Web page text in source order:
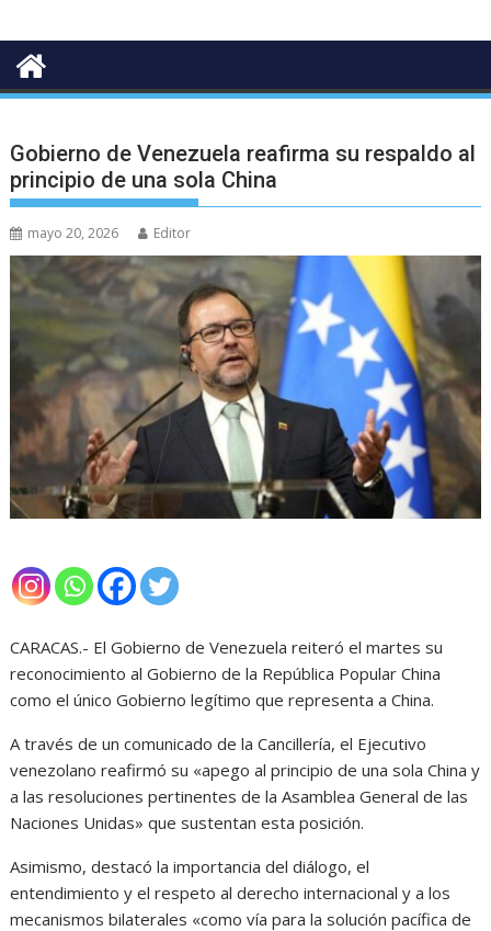
Gobierno de Venezuela reafirma su respaldo al
principio de una sola China
mayo 20, 2026 Editor
CARACAS.- El Gobierno de Venezuela reiteró el martes su
reconocimiento al Gobierno de la República Popular China
como el único Gobierno legítimo que representa a China.
A través de un comunicado de la Cancillería, el Ejecutivo
venezolano reafirmó su «apego al principio de una sola China y
a las resoluciones pertinentes de la Asamblea General de las
Naciones Unidas» que sustentan esta posición.
Asimismo, destacó la importancia del diálogo, el
entendimiento y el respeto al derecho internacional y a los
mecanismos bilaterales «como vía para la solución pacífica de